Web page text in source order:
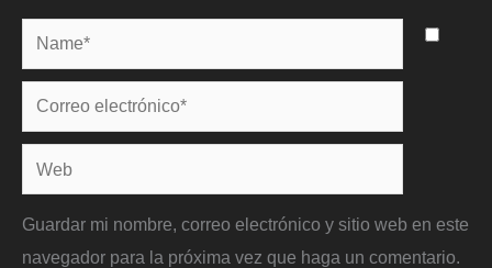
Name*
Correo
electrónico*
Web
Guardar mi nombre, correo electrónico y sitio web en este
navegador para la próxima vez que haga un comentario.